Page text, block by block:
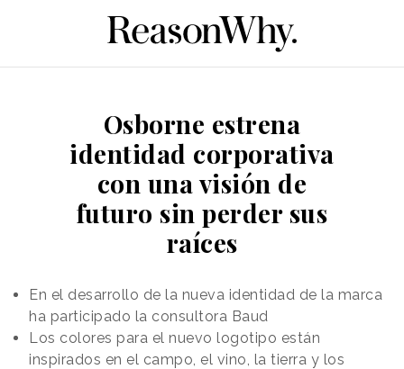
Osborne estrena
identidad corporativa
con una visión de
futuro sin perder sus
raíces
En el desarrollo de la nueva identidad de la marca
ha participado la consultora Baud
Los colores para el nuevo logotipo están
inspirados en el campo, el vino, la tierra y los